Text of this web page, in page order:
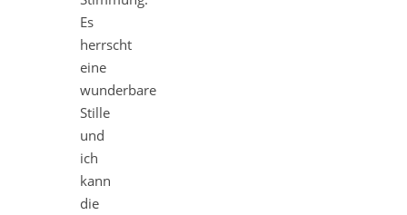
Es
herrscht
eine
wunderbare
Stille
und
ich
kann
die